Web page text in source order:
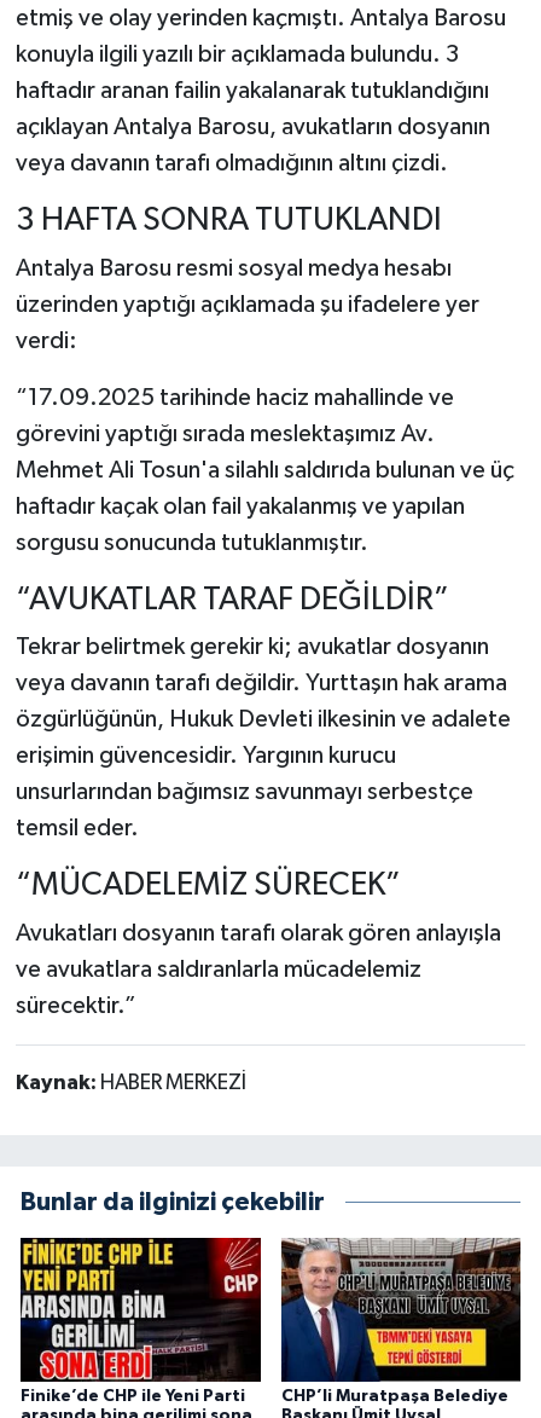
etmiş ve olay yerinden kaçmıştı. Antalya Barosu
konuyla ilgili yazılı bir açıklamada bulundu. 3
haftadır aranan failin yakalanarak tutuklandığını
açıklayan Antalya Barosu, avukatların dosyanın
veya davanın tarafı olmadığının altını çizdi.
3 HAFTA SONRA TUTUKLANDI
Antalya Barosu resmi sosyal medya hesabı
üzerinden yaptığı açıklamada şu ifadelere yer
verdi:
“17.09.2025 tarihinde haciz mahallinde ve
görevini yaptığı sırada meslektaşımız Av.
Mehmet Ali Tosun'a silahlı saldırıda bulunan ve üç
haftadır kaçak olan fail yakalanmış ve yapılan
sorgusu sonucunda tutuklanmıştır.
“AVUKATLAR TARAF DEĞİLDİR”
Tekrar belirtmek gerekir ki; avukatlar dosyanın
veya davanın tarafı değildir. Yurttaşın hak arama
özgürlüğünün, Hukuk Devleti ilkesinin ve adalete
erişimin güvencesidir. Yargının kurucu
unsurlarından bağımsız savunmayı serbestçe
temsil eder.
“MÜCADELEMİZ SÜRECEK”
Avukatları dosyanın tarafı olarak gören anlayışla
ve avukatlara saldıranlarla mücadelemiz
sürecektir.”
Kaynak: HABER MERKEZİ
Bunlar da ilginizi çekebilir
Finike’de CHP ile Yeni Parti
CHP’li Muratpaşa Belediye